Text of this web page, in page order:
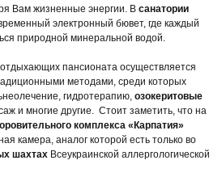
Вам жизненные энергии. В санатории
электронный бювет, где каждый
природной минеральной водой.
пансионата осуществляется
методами, среди которых
гидротерапию, озокеритовые
и многие другие. Стоит заметить, что на
комплекса «Карпатия»
камера, аналог которой есть только во
шахтах Всеукраинской аллергологической